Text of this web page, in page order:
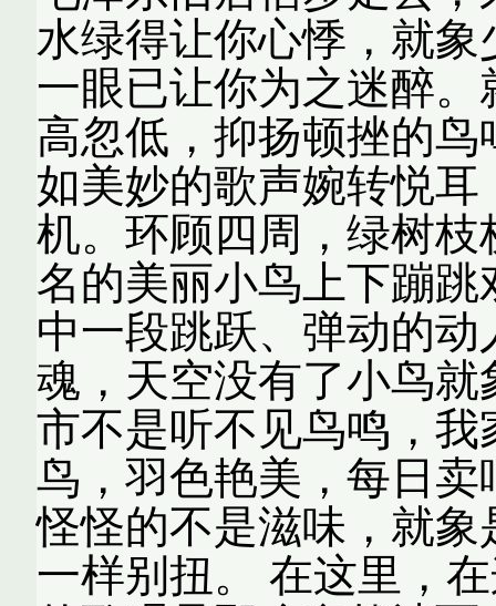
水绿得让你心悸，就
一眼已让你为之迷醉
高忽低，抑扬顿挫的
如美妙的歌声婉转悦
机。环顾四周，绿树
名的美丽小鸟上下蹦
中一段跳跃、弹动的
魂，天空没有了小鸟
市不是听不见鸟鸣，
鸟，羽色艳美，每日
怪怪的不是滋味，就
一样别扭。 在这里，